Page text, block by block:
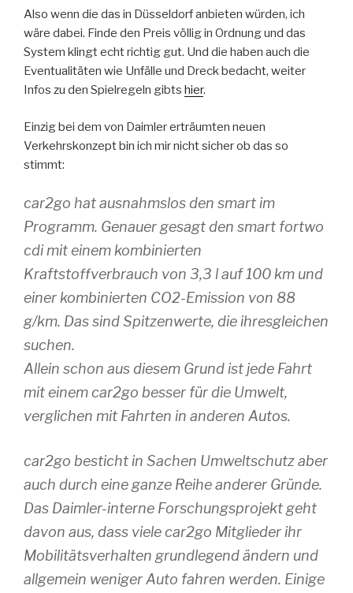
Also wenn die das in Düsseldorf anbieten würden, ich
wäre dabei. Finde den Preis völlig in Ordnung und das
System klingt echt richtig gut. Und die haben auch die
Eventualitäten wie Unfälle und Dreck bedacht, weiter
Infos zu den Spielregeln gibts hier.
Einzig bei dem von Daimler erträumten neuen
Verkehrskonzept bin ich mir nicht sicher ob das so
stimmt:
car2go hat ausnahmslos den smart im
Programm. Genauer gesagt den smart fortwo
cdi mit einem kombinierten
Kraftstoffverbrauch von 3,3 l auf 100 km und
einer kombinierten CO2-Emission von 88
g/km. Das sind Spitzenwerte, die ihresgleichen
suchen.
Allein schon aus diesem Grund ist jede Fahrt
mit einem car2go besser für die Umwelt,
verglichen mit Fahrten in anderen Autos.
car2go besticht in Sachen Umweltschutz aber
auch durch eine ganze Reihe anderer Gründe.
Das Daimler-interne Forschungsprojekt geht
davon aus, dass viele car2go Mitglieder ihr
Mobilitätsverhalten grundlegend ändern und
allgemein weniger Auto fahren werden. Einige